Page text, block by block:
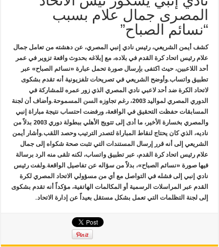
المصرى جمال علام بسبب
“نسائم الصباح”
كشف أيمن الشريعي، رئيس نادي إنبي المصري، عن دهشته من تعامل جمال
علام رئيس اتحاد كرة القدم في بلاده، مع إبلاغه بحدوث واقعة تزوير في عمر
أحد اللاعبين، حيث اكتفى بإرسال صورة تحمل عبارة «نسائم الصباح» عبر
تطبيق واتساب.وأوضح الشريعي في تصريحات تلفزيونية أنه تقدم بشكوى
لاتحاد الكرة ضد أحد لاعبي نادي المصري الذي زور عمره للمشاركة في
الدوري المصري لمواليد 2003، رغم تجاوزه السن المسموحة
.وأضاف أن لجنة
المسابقات حفظت التحقيق في الواقعة، ورفضت احتساب نتيجة مباراة إنبي
والمصري بخسارة الأخير، ما أدى إلى تتويج الأهلي ببطولة دوري 2003 بدلاً من
ناديه، الذي كان يحتاج لنقاط المباراة لتصدر الترتيب وحصد اللقب.وأشار أيمن
الشريعي إلى أنه قرر إرسال المستندات التي تثبت صحة شكواه إلى جمال
علام رئيس اتحاد كرة القدم، عبر تطبيق واتساب، لكنه تلقى منه الرد برسالة
فيها صورة «نسائم الصباح»، بدلاً من سؤاله عن تفاصيل الواقعة.ولفت رئيس
نادي إنبي إلى فشله في التواصل مع أي من مسؤولي الاتحاد المصري لكرة
القدم عبر المراسلات الرسمية أو المكالمات الهاتفية، مؤكداً أنه تقدم بشكوى
إلى لجنة التظلمات التي تعمل بشكل مستقل بعيداً عن إدارة الاتحاد.